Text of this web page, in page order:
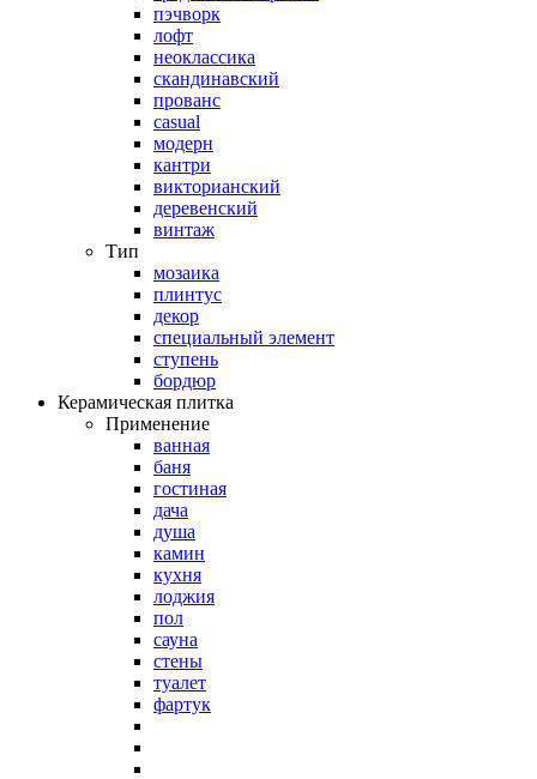
пэчворк
лофт
неоклассика
скандинавский
прованс
casual
модерн
кантри
викторианский
деревенский
винтаж
Тип
мозаика
плинтус
декор
специальный элемент
ступень
бордюр
Керамическая плитка
Применение
ванная
баня
гостиная
дача
душа
камин
кухня
лоджия
пол
сауна
стены
туалет
фартук